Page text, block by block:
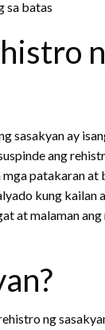
sasakyan ay
ang
patakaran at
kung kailan
at malaman
ng